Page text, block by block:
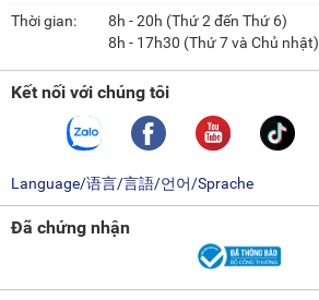
Thời gian:
8h - 20h (Thứ 2 đến Thứ 6)
8h - 17h30 (Thứ 7 và Chủ nhật)
Kết nối với chúng tôi
Language/语言/言語/언어/Sprache
Đã chứng nhận